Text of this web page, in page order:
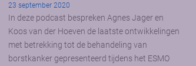
23 september 2020
In deze podcast bespreken Agnes Jager en
Koos van der Hoeven de laatste ontwikkelingen
met betrekking tot de behandeling van
borstkanker gepresenteerd tijdens het ESMO